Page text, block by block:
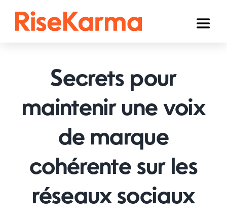
Toggle
TikTok
YouTube
Twitter (𝕏)
Autres
Panier
Secrets pour
maintenir une voix
de marque
cohérente sur les
réseaux sociaux